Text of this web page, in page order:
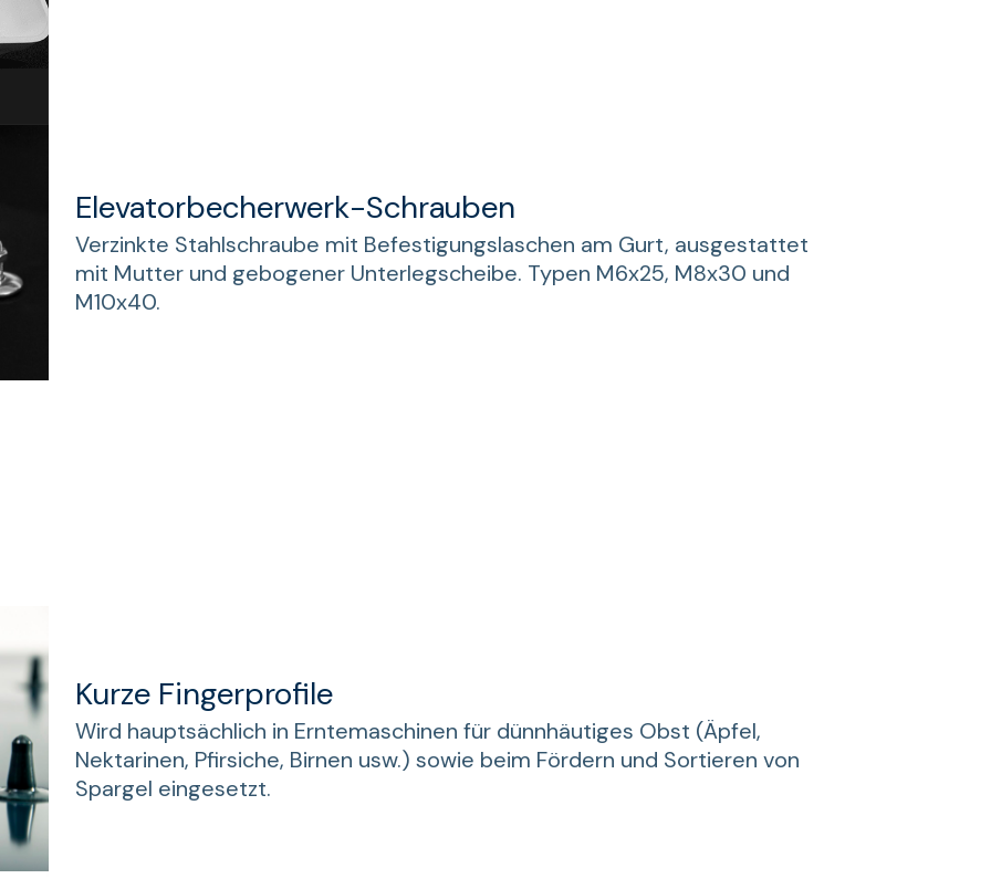
Elevatorbecherwerk-Schrauben
Verzinkte Stahlschraube mit Befestigungslaschen am Gurt, ausgestattet
mit Mutter und gebogener Unterlegscheibe. Typen M6x25, M8x30 und
M10x40.
Kurze Fingerprofile
Wird hauptsächlich in Erntemaschinen für dünnhäutiges Obst (Äpfel,
Nektarinen, Pfirsiche, Birnen usw.) sowie beim Fördern und Sortieren von
Spargel eingesetzt.